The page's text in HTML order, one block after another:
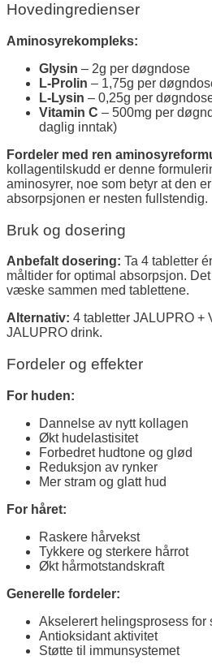
Hovedingredienser
Aminosyrekompleks:
Glysin – 2g per døgndose
L-Prolin – 1,75g per
L-Lysin – 0,25g per
Vitamin C – 500mg per
daglig inntak)
Fordeler med ren
kollagentilskudd er denne
aminosyrer, noe som betyr at den
absorpsjonen er nesten fullstendig.
Bruk og dosering
Anbefalt dosering: Ta 4 tabletter
måltider for optimal absorpsjon.
væske sammen med tablettene.
Alternativ: 4 tabletter JALUPRO +
JALUPRO drink.
Fordeler og effekter
For huden:
Dannelse av nytt kollagen
Økt hudelastisitet
Forbedret hudtone og glød
Reduksjon av rynker
Mer stram og glatt hud
For håret:
Raskere hårvekst
Tykkere og sterkere hårrot
Økt hårmotstandskraft
Generelle fordeler:
Akselerert helingsprosess for
Antioksidant aktivitet
Støtte til immunsystemet